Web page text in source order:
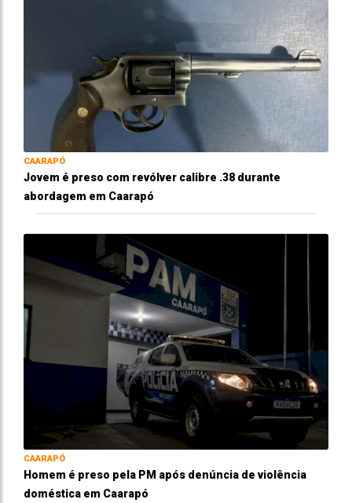
CAARAPÓ
Jovem é preso com revólver calibre .38 durante
abordagem em Caarapó
CAARAPÓ
Homem é preso pela PM após denúncia de violência
doméstica em Caarapó